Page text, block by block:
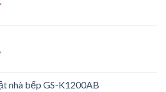
nhà bếp GS-K1200AB